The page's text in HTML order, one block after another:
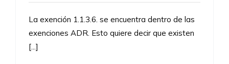
La exención 1.1.3.6. se encuentra dentro de las
exenciones ADR. Esto quiere decir que existen
[...]